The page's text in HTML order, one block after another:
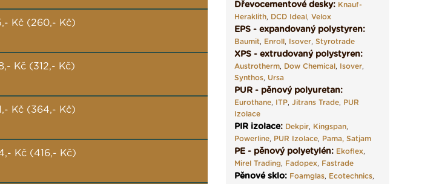
Kč (260,- Kč)
Kč (312,- Kč)
Kč (364,- Kč)
Kč (416,- Kč)
Dřevocementové desky: Knauf-
Heraklith, DCD Ideal, Velox
EPS - expandovaný polystyren:
Baumit, Enroll, Isover, Styrotrade
XPS - extrudovaný polystyren:
Austrotherm, Dow Chemical, Isover,
Synthos, Ursa
PUR - pěnový polyuretan:
Eurothane, ITP, Jitrans Trade, PUR
Izolace
PIR izolace: Dekpir, Kingspan,
Powerline, PUR Izolace, Pama, Satjam
PE - pěnový polyetylén: Ekoflex,
Mirel Trading, Fadopex, Fastrade
Pěnové sklo: Foamglas, Ecotechnics,